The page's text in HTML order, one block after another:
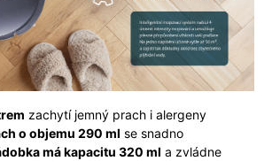
zachytí jemný prach i alergeny
o objemu 290 ml se snadno
má kapacitu 320 ml a zvládne